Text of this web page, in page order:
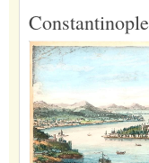
Constantinople